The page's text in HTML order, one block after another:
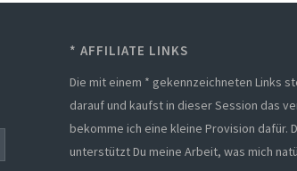
* AFFILIATE LINKS
Die mit einem * gekennzeichneten Links
darauf und kaufst in dieser Session das
bekomme ich eine kleine Provision dafür.
unterstützt Du meine Arbeit, was mich